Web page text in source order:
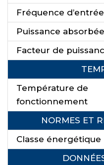
Fréquence d’entrée
Puissance absorbée
Facteur de
Température de
fonctionnement
NORMES ET
Classe énergétique